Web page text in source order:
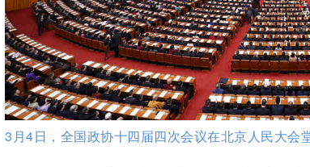
3月4日，全国政协十四届四次会议在北京人民大会